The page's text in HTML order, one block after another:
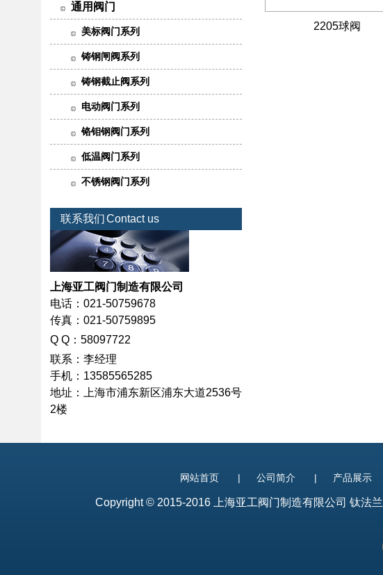
2205球阀
通用阀门
美标阀门系列
铸钢闸阀系列
铸钢截止阀系列
电动阀门系列
铬钼钢阀门系列
低温阀门系列
不锈钢阀门系列
联系我们Contact us
上海亚工阀门制造有限公司
电话：021-50759678
传真：021-50759895
Q Q：58097722
联系：李经理
手机：13585565285
地址：上海市浦东新区浦东大道2536号
2楼
网站首页 | 公司简介 | 产品展示
Copyright © 2015-2016 上海亚工阀门制造有限公司 钛法兰